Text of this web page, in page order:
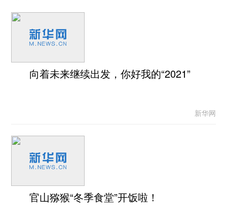
向着未来继续出发，你好我的“2021”
新华网
官山猕猴“冬季食堂”开饭啦！